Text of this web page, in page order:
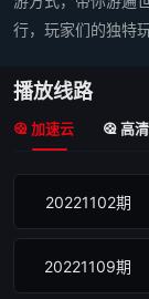
行，玩家们的独特
播放线路
加速云 高
20221102期
20221109期